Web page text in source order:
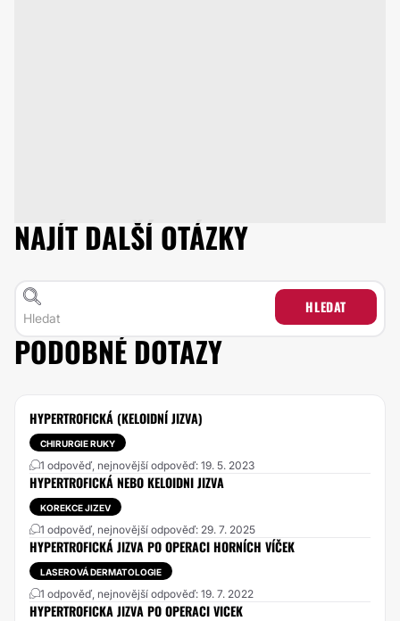
NAJÍT DALŠÍ OTÁZKY
HLEDAT
PODOBNÉ DOTAZY
HYPERTROFICKÁ (KELOIDNÍ JIZVA)
CHIRURGIE RUKY
1 odpověď, nejnovější odpověď: 19. 5. 2023
HYPERTROFICKÁ NEBO KELOIDNI JIZVA
KOREKCE JIZEV
1 odpověď, nejnovější odpověď: 29. 7. 2025
HYPERTROFICKÁ JIZVA PO OPERACI HORNÍCH VÍČEK
LASEROVÁ DERMATOLOGIE
1 odpověď, nejnovější odpověď: 19. 7. 2022
HYPERTROFICKA JIZVA PO OPERACI VICEK